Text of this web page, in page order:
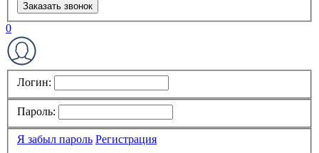
Заказать звонок
0
Логин:
Пароль:
Я забыл пароль Регистрация